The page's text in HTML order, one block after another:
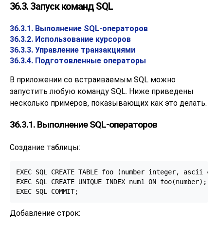
36.3. Запуск команд SQL
36.3.1. Выполнение SQL-операторов
36.3.2. Использование курсоров
36.3.3. Управление транзакциями
36.3.4. Подготовленные операторы
В приложении со встраиваемым SQL можно
запустить любую команду SQL. Ниже приведены
несколько примеров, показывающих как это делать.
36.3.1. Выполнение SQL-операторов
Создание таблицы:
EXEC SQL CREATE TABLE foo (number integer, ascii
EXEC SQL CREATE UNIQUE INDEX num1 ON foo(number);
EXEC SQL COMMIT;
Добавление строк: